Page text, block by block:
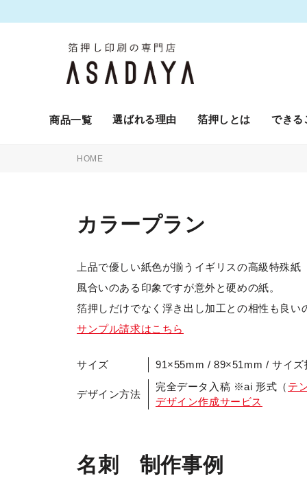
商品一覧 選ばれる理由 箔押しとは できる
HOME
カラープラン
上品で優しい紙色が揃うイギリスの高級特殊紙
風合いのある印象ですが意外と硬めの紙。
箔押しだけでなく浮き出し加工との相性も良い
サンプル請求はこちら
サイズ 91×55mm / 89×51mm / サイズ
デザイン方法
完全データ入稿 ※ai 形式（ テ
デザイン作成サービス
名刺 制作事例